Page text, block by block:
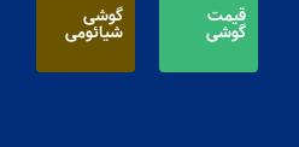
قیمت
گوشی
گوشی
شیائومی